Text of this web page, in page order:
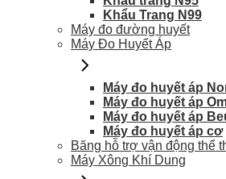
Khẩu Trang N99
Máy đo đường huyết
Máy Đo Huyết Áp
Máy đo huyết áp
Máy đo huyết áp
Máy đo huyết áp
Máy đo huyết áp cơ
Băng hỗ trợ vận động thể
Máy Xông Khí Dung